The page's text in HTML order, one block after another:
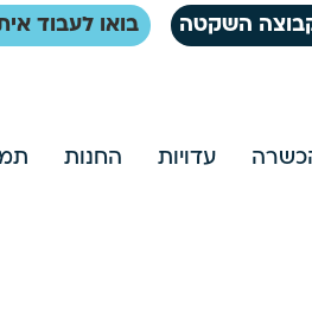
עדויות החנות
השקטה בואו לעבוד